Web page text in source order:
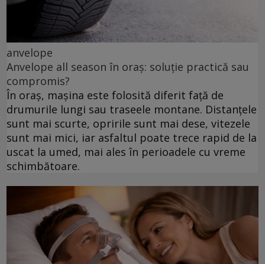
anvelope
Anvelope all season în oraș: soluție practică sau
compromis?
În oraș, mașina este folosită diferit față de
drumurile lungi sau traseele montane. Distanțele
sunt mai scurte, opririle sunt mai dese, vitezele
sunt mai mici, iar asfaltul poate trece rapid de la
uscat la umed, mai ales în perioadele cu vreme
schimbătoare.